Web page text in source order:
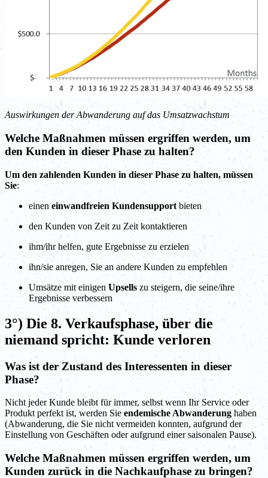
Auswirkungen der Abwanderung auf das Umsatzwachstum
Welche Maßnahmen müssen ergriffen werden, um
den Kunden in dieser Phase zu halten?
Um den zahlenden Kunden in dieser Phase zu halten, müssen
Sie:
einen einwandfreien Kundensupport bieten
den Kunden von Zeit zu Zeit kontaktieren
ihm/ihr helfen, gute Ergebnisse zu erzielen
ihn/sie anregen, Sie an andere Kunden zu empfehlen
Umsätze mit einigen Upsells zu steigern, die seine/ihre
Ergebnisse verbessern
3°) Die 8. Verkaufsphase, über die
niemand spricht: Kunde verloren
Was ist der Zustand des Interessenten in dieser
Phase?
Nicht jeder Kunde bleibt für immer, selbst wenn Ihr Service oder
Produkt perfekt ist, werden Sie endemische Abwanderung haben
(Abwanderung, die Sie nicht vermeiden konnten, aufgrund der
Einstellung von Geschäften oder aufgrund einer saisonalen Pause).
Welche Maßnahmen müssen ergriffen werden, um
Kunden zurück in die Nachkaufphase zu bringen?